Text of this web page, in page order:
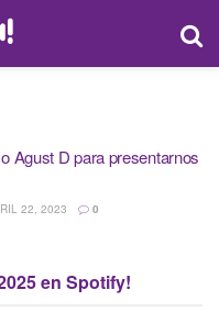
Agust D para presentarnos
22, 2023 0
en Spotify!